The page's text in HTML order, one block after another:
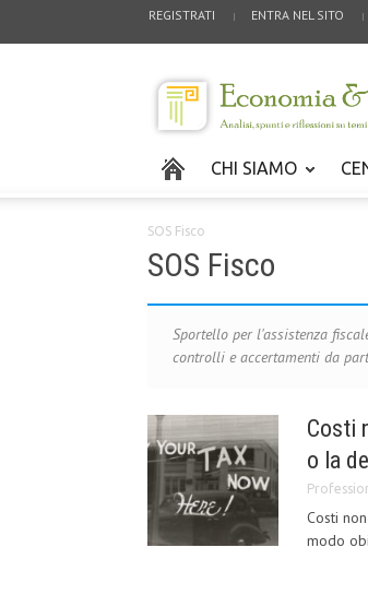
REGISTRATI ENTRA NEL SITO
CHI SIAMO
SOS Fisco
SOS Fisco
Sportello per l'assistenza
controlli e accertamenti da
Costi
o la
Costi
modo